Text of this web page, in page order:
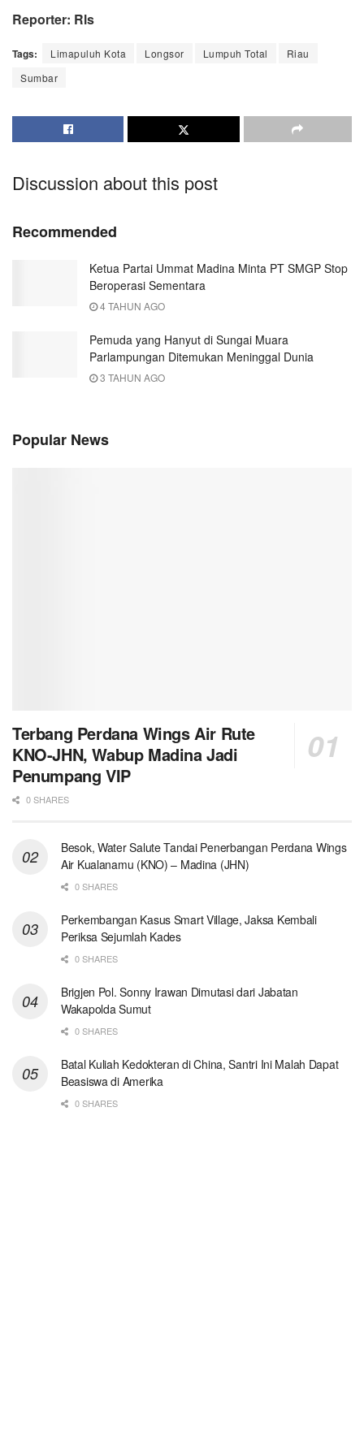
Reporter: Rls
Tags: Limapuluh Kota Longsor Lumpuh Total
Riau
Sumbar
Discussion about this post
Recommended
Ketua Partai Ummat Madina Minta PT SMGP Stop
Beroperasi Sementara
4 TAHUN AGO
Pemuda yang Hanyut di Sungai Muara
Parlampungan Ditemukan Meninggal Dunia
3 TAHUN AGO
Popular News
Terbang Perdana Wings Air Rute
KNO-JHN, Wabup Madina Jadi
Penumpang VIP
0 SHARES
Besok, Water Salute Tandai Penerbangan Perdana Wings
Air Kualanamu (KNO) – Madina (JHN)
0 SHARES
Perkembangan Kasus Smart Village, Jaksa Kembali
Periksa Sejumlah Kades
0 SHARES
Brigjen Pol. Sonny Irawan Dimutasi dari Jabatan
Wakapolda Sumut
0 SHARES
Batal Kuliah Kedokteran di China, Santri Ini Malah Dapat
Beasiswa di Amerika
0 SHARES